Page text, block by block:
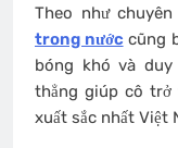
Theo như
trong nước cũng
bóng khó và
thẳng giúp cô trở
xuất sắc nhất Việt